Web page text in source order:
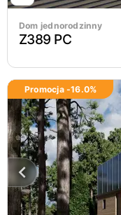
Dom jednorodzinny
Z389 PC
Promocja -16.0%